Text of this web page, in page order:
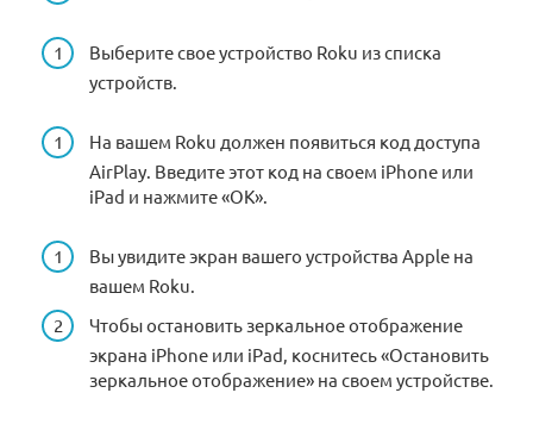
Выберите свое устройство Roku из списка
устройств.
На вашем Roku должен появиться код доступа
AirPlay. Введите этот код на своем iPhone или
iPad и нажмите «ОК».
Вы увидите экран вашего устройства Apple на
вашем Roku.
Чтобы остановить зеркальное отображение
экрана iPhone или iPad, коснитесь «Остановить
зеркальное отображение» на своем устройстве.